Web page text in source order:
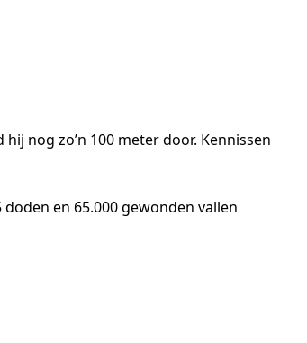
nog zo’n 100 meter door. Kennissen
en 65.000 gewonden vallen